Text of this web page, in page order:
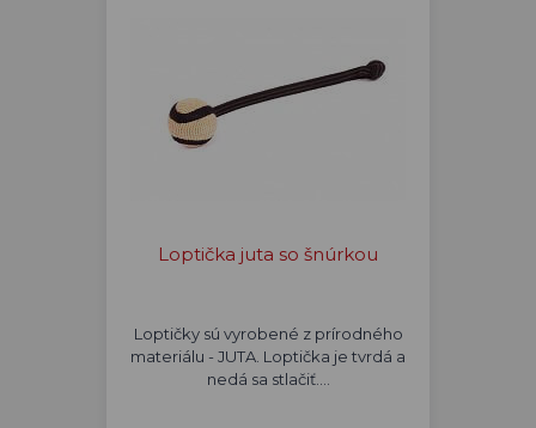
Loptička juta so šnúrkou
Loptičky sú vyrobené z prírodného
materiálu - JUTA. Loptička je tvrdá a
nedá sa stlačiť.…